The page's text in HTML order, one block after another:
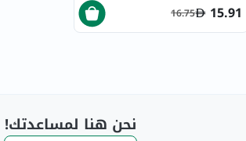
15.91
16.75
نحن هنا لمساعدتك!